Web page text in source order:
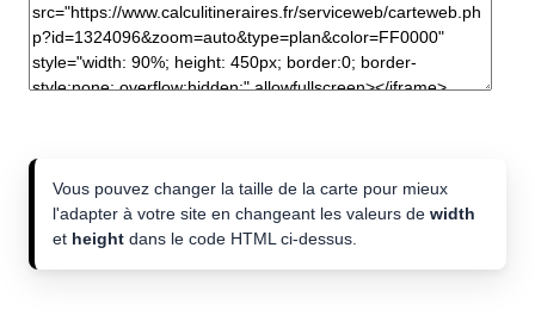
Vous pouvez changer la taille de la carte pour mieux
l'adapter à votre site en changeant les valeurs de width
et height dans le code HTML ci-dessus.